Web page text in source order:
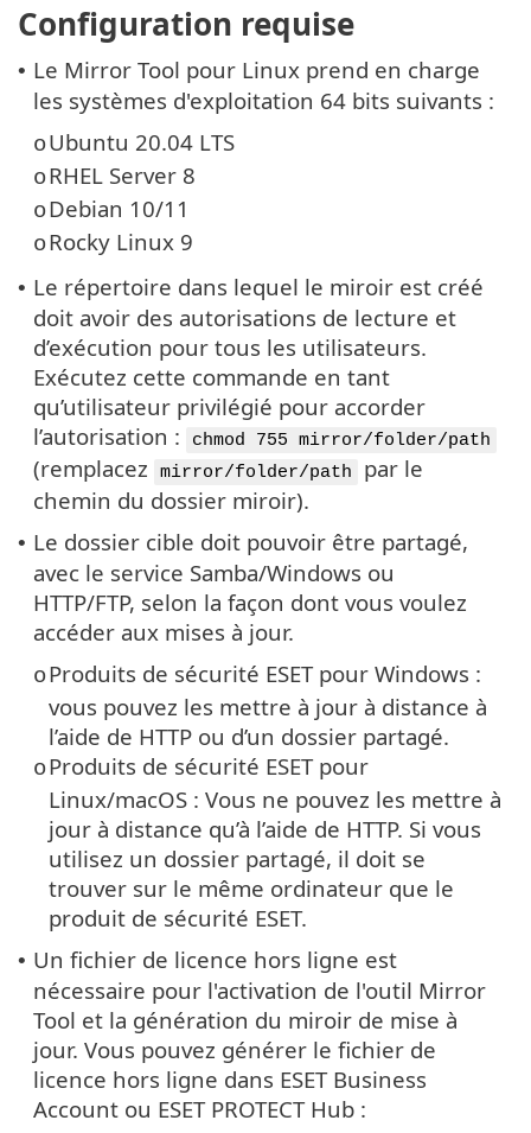
Configuration requise
• Le Mirror Tool pour Linux prend en charge
les systèmes d'exploitation 64 bits suivants :
oUbuntu 20.04 LTS
oRHEL Server 8
oDebian 10/11
oRocky Linux 9
• Le répertoire dans lequel le miroir est créé
doit avoir des autorisations de lecture et
d’exécution pour tous les utilisateurs.
Exécutez cette commande en tant
qu’utilisateur privilégié pour accorder
l’autorisation :
chmod 755 mirror/folder/path
(remplacez mirror/folder/path
par le
chemin du dossier miroir).
• Le dossier cible doit pouvoir être partagé,
avec le service Samba/Windows ou
HTTP/FTP, selon la façon dont vous voulez
accéder aux mises à jour.
oProduits de sécurité ESET pour Windows :
vous pouvez les mettre à jour à distance à
l’aide de HTTP ou d’un dossier partagé.
oProduits de sécurité ESET pour
Linux/macOS : Vous ne pouvez les mettre à
jour à distance qu’à l’aide de HTTP. Si vous
utilisez un dossier partagé, il doit se
trouver sur le même ordinateur que le
produit de sécurité ESET.
• Un fichier de licence hors ligne est
nécessaire pour l'activation de l'outil Mirror
Tool et la génération du miroir de mise à
jour. Vous pouvez générer le fichier de
licence hors ligne dans ESET Business
Account ou ESET PROTECT Hub :